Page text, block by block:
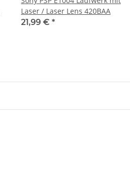
Laser / Laser Lens 420BAA
21,99 € *